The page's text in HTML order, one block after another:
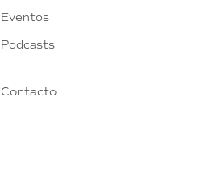
Eventos
Podcasts
Contacto